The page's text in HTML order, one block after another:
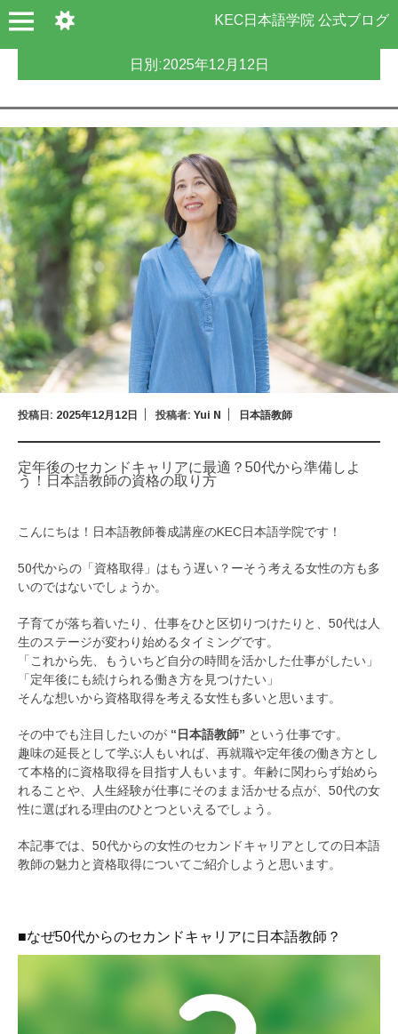
KEC日本語学院 公式ブログ
日別:2025年12月12日
投稿日: 2025年12月12日 投稿者: Yui N 日本語教師
定年後のセカンドキャリアに最適？50代から準備しよ
う！日本語教師の資格の取り方
こんにちは！日本語教師養成講座のKEC日本語学院です！
50代からの「資格取得」はもう遅い？ーそう考える女性の方も多
いのではないでしょうか。
子育てが落ち着いたり、仕事をひと区切りつけたりと、50代は人
生のステージが変わり始めるタイミングです。
「これから先、もういちど自分の時間を活かした仕事がしたい」
「定年後にも続けられる働き方を見つけたい」
そんな想いから資格取得を考える女性も多いと思います。
その中でも注目したいのが “日本語教師” という仕事です。
趣味の延長として学ぶ人もいれば、再就職や定年後の働き方とし
て本格的に資格取得を目指す人もいます。年齢に関わらず始めら
れることや、人生経験が仕事にそのまま活かせる点が、50代の女
性に選ばれる理由のひとつといえるでしょう。
本記事では、50代からの女性のセカンドキャリアとしての日本語
教師の魅力と資格取得についてご紹介しようと思います。
■なぜ50代からのセカンドキャリアに日本語教師？